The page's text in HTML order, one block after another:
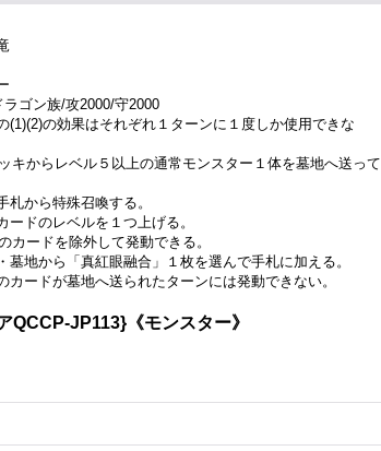
ゴン族/攻2000/守2000
(1)(2)の効果はそれぞれ１ターンに１度しか使用できな
キからレベル５以上の通常モンスター１体を墓地へ送って
札から特殊召喚する。
ードのレベルを１つ上げる。
カードを除外して発動できる。
墓地から「真紅眼融合」１枚を選んで手札に加える。
カードが墓地へ送られたターンには発動できない。
JP113}《モンスター》